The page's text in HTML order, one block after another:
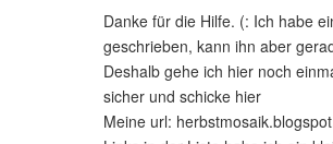
Danke für die Hilfe. (: Ich habe
geschrieben, kann ihn aber
Deshalb gehe ich hier noch
sicher und schicke hier
Meine url: